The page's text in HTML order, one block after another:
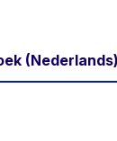
(Nederlands)